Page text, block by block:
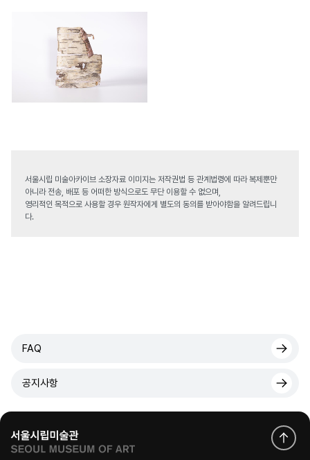
서울시립 미술아카이브 소장자료 이미지는 저작권법 등 관계법령에 따라 복제뿐만
아니라 전송, 배포 등 어떠한 방식으로도 무단 이용할 수 없으며,
영리적인 목적으로 사용할 경우 원작자에게 별도의 동의를 받아야함을 알려드립니
다.
FAQ
공지사항